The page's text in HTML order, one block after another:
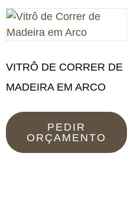
VITRÔ DE CORRER DE
MADEIRA EM ARCO
PEDIR
ORÇAMENTO